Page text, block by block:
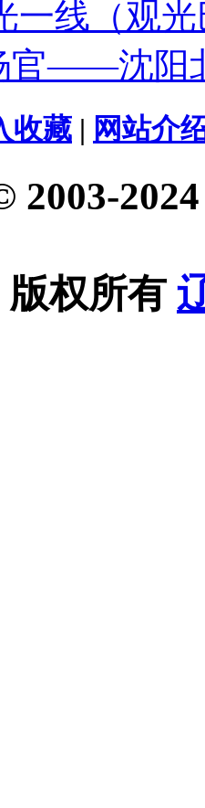
一线（观
官——沈阳
收藏 | 网站介
2003-
权所有